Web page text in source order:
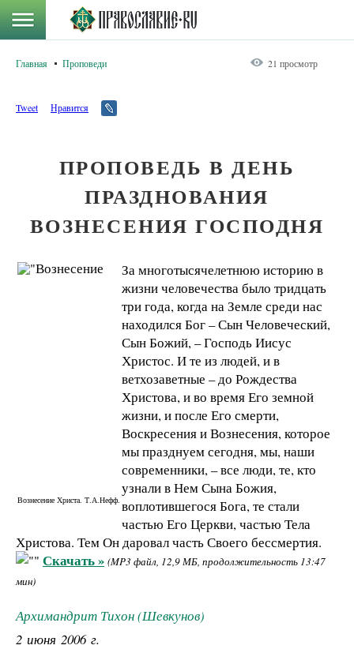
Главная Проповеди 21 просмотр
Tweet Нравится
ПРОПОВЕДЬ В ДЕНЬ
ПРАЗДНОВАНИЯ
ВОЗНЕСЕНИЯ ГОСПОДНЯ
Вознесение Христа. Т.А.Нефф.
За многотысячелетнюю историю в
жизни человечества было тридцать
три года, когда на Земле среди нас
находился Бог – Сын Человеческий,
Сын Божий, – Господь Иисус
Христос. И те из людей, и в
ветхозаветные – до Рождества
Христова, и во время Его земной
жизни, и после Его смерти,
Воскресения и Вознесения, которое
мы празднуем сегодня, мы, наши
современники, – все люди, те, кто
узнали в Нем Сына Божия,
воплотившегося Бога, те стали
частью Его Церкви, частью Тела
Христова. Тем Он даровал часть Своего бессмертия.
Скачать » (MP3 файл, 12,9 МБ, продолжительность 13:47
мин)
Архимандрит Тихон (Шевкунов)
2 июня 2006 г.